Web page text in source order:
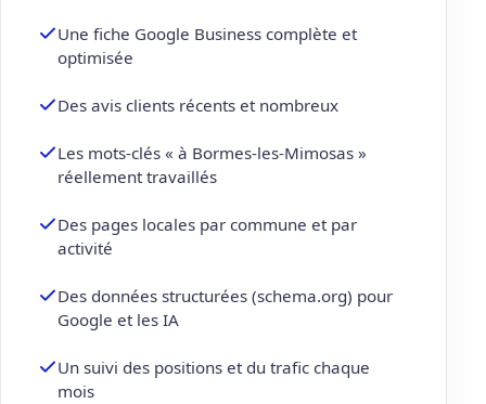
Une fiche Google Business complète et
optimisée
Des avis clients récents et nombreux
Les mots-clés « à Bormes-les-Mimosas »
réellement travaillés
Des pages locales par commune et par
activité
Des données structurées (schema.org) pour
Google et les IA
Un suivi des positions et du trafic chaque
mois